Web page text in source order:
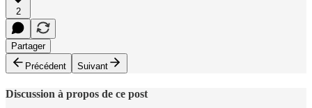
2
Partager
Précédent
Suivant
Discussion à propos de ce post